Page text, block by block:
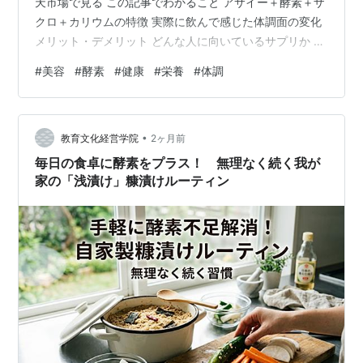
クロ＋カリウムの特徴 実際に飲んで感じた体調面の変化
メリット・デメリット どんな人に向いているサプリか 商
摂れるサプリ 『アサイー サプリメント 塩化カリウム
1200mg配合 ザクロ 133種類の食物酵素』は、 美容・健
康に嬉しい成分をまとめて摂れる総合サプリです。 特徴
は以下の通りです。 アサイー：ポリフェノール・鉄分が
豊富 ザクロ：女性に嬉しい美容成分が多い 133種類…
#美容 #酵素 #健康 #栄養 #体調
教育文化経営学院 • 2ヶ月前
毎日の食卓に酵素をプラス！ 無理なく続く我が
家の「浅漬け」糠漬けルーティン